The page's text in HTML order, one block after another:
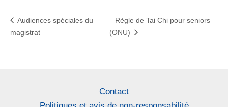
Audiences spéciales du
magistrat
Règle de Tai Chi pour seniors
(ONU)
Contact